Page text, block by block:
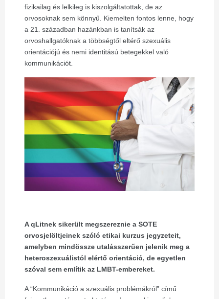
fizikailag és lelkileg is kiszolgáltatottak, de az
orvosoknak sem könnyű. Kiemelten fontos lenne, hogy
a 21. században hazánkban is tanítsák az
orvoshallgatóknak a többségtől eltérő szexuális
orientációjú és nemi identitású betegekkel való
kommunikációt.
A qLitnek sikerült megszereznie a SOTE
orvosjelöltjeinek szóló etikai kurzus jegyzeteit,
amelyben mindössze utalásszerűen jelenik meg a
heteroszexuálistól elértő orientáció, de egyetlen
szóval sem említik az LMBT-embereket.
A “Kommunikáció a szexuális problémákról” című